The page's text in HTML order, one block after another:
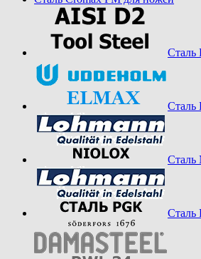
Сталь
Сталь
Сталь